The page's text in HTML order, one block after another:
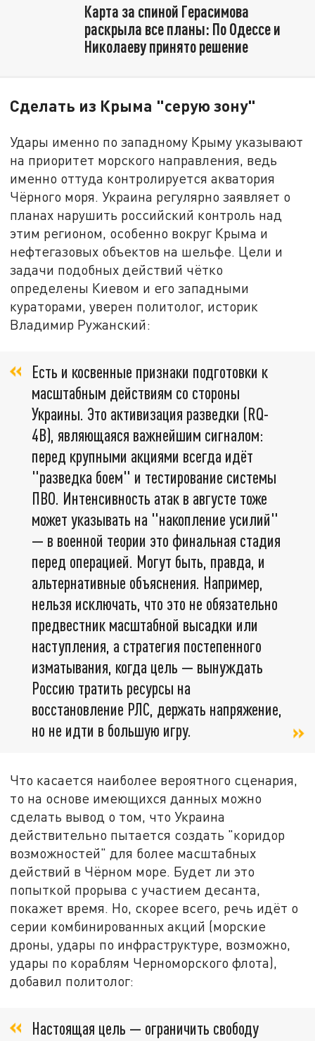
Карта за спиной Герасимова
раскрыла все планы: По Одессе и
Николаеву принято решение
Сделать из Крыма "серую зону"
Удары именно по западному Крыму указывают
на приоритет морского направления, ведь
именно оттуда контролируется акватория
Чёрного моря. Украина регулярно заявляет о
планах нарушить российский контроль над
этим регионом, особенно вокруг Крыма и
нефтегазовых объектов на шельфе. Цели и
задачи подобных действий чётко
определены Киевом и его западными
кураторами, уверен политолог, историк
Владимир Ружанский:
Есть и косвенные признаки подготовки к
масштабным действиям со стороны
Украины. Это активизация разведки (RQ-
4B), являющаяся важнейшим сигналом:
перед крупными акциями всегда идёт
"разведка боем" и тестирование системы
ПВО. Интенсивность атак в августе тоже
может указывать на "накопление усилий"
— в военной теории это финальная стадия
перед операцией. Могут быть, правда, и
альтернативные объяснения. Например,
нельзя исключать, что это не обязательно
предвестник масштабной высадки или
наступления, а стратегия постепенного
изматывания, когда цель — вынуждать
Россию тратить ресурсы на
восстановление РЛС, держать напряжение,
но не идти в большую игру.
Что касается наиболее вероятного сценария,
то на основе имеющихся данных можно
сделать вывод о том, что Украина
действительно пытается создать "коридор
возможностей" для более масштабных
действий в Чёрном море. Будет ли это
попыткой прорыва с участием десанта,
покажет время. Но, скорее всего, речь идёт о
серии комбинированных акций (морские
дроны, удары по инфраструктуре, возможно,
удары по кораблям Черноморского флота),
добавил политолог:
Настоящая цель — ограничить свободу